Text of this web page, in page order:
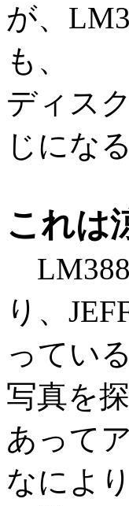
が、
も、
ディス
じにな
これは
り、
ってい
写真を
あって
なによ